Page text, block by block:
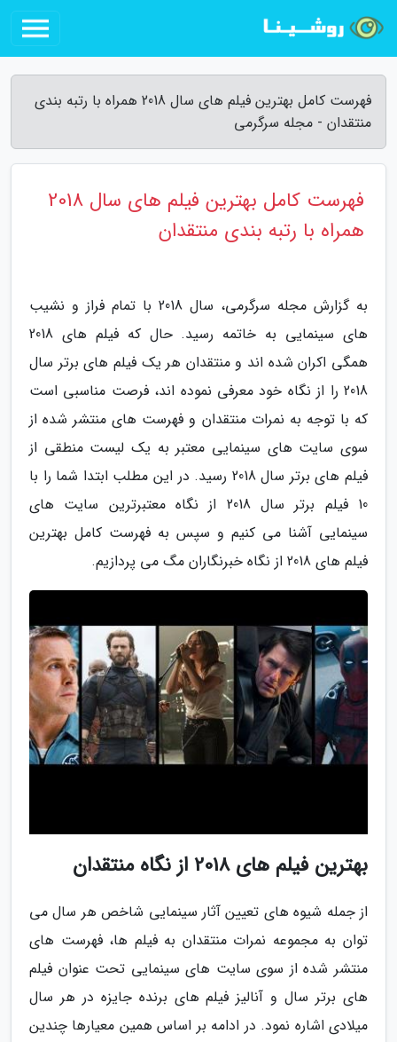
فهرست کامل بهترین فیلم های سال 2018 همراه با رتبه بندی
منتقدان - مجله سرگرمی
فهرست کامل بهترین فیلم های سال 2018
همراه با رتبه بندی منتقدان
به گزارش مجله سرگرمی، سال 2018 با تمام فراز و نشیب
های سینمایی به خاتمه رسید. حال که فیلم های 2018
همگی اکران شده اند و منتقدان هر یک فیلم های برتر سال
2018 را از نگاه خود معرفی نموده اند، فرصت مناسبی است
که با توجه به نمرات منتقدان و فهرست های منتشر شده از
سوی سایت های سینمایی معتبر به یک لیست منطقی از
فیلم های برتر سال 2018 رسید. در این مطلب ابتدا شما را با
10 فیلم برتر سال 2018 از نگاه معتبرترین سایت های
سینمایی آشنا می کنیم و سپس به فهرست کامل بهترین
فیلم های 2018 از نگاه خبرنگاران مگ می پردازیم.
بهترین فیلم های 2018 از نگاه منتقدان
از جمله شیوه های تعیین آثار سینمایی شاخص هر سال می
توان به مجموعه نمرات منتقدان به فیلم ها، فهرست های
منتشر شده از سوی سایت های سینمایی تحت عنوان فیلم
های برتر سال و آنالیز فیلم های برنده جایزه در هر سال
میلادی اشاره نمود. در ادامه بر اساس همین معیارها چندین